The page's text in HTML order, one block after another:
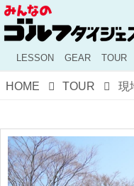
LESSON GEAR TOUR
HOME TOUR